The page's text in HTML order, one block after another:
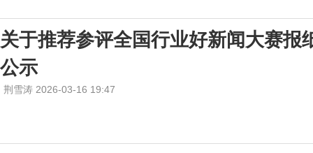
关于推荐参评全国行业好新闻大赛报
公示
荆雪涛 2026-03-16 19:47